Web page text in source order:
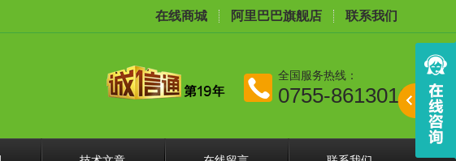
在线商城 阿里巴巴旗舰店 联系我们
全国服务热线：
0755-86130168